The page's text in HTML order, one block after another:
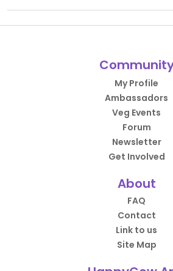
My Profile
Ambassadors
Veg Events
Forum
Newsletter
Get Involved
About
FAQ
Contact
Link to us
Site Map